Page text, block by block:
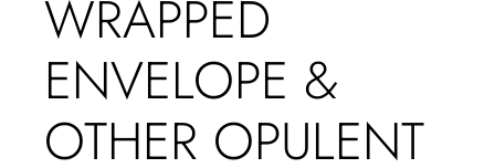
WRAPPED
ENVELOPE &
OTHER OPULENT